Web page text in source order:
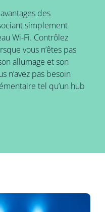
des
simplement
Wi-Fi. Contrôlez
vous n’êtes pas
allumage et son
n’avez pas besoin
tel qu’un hub